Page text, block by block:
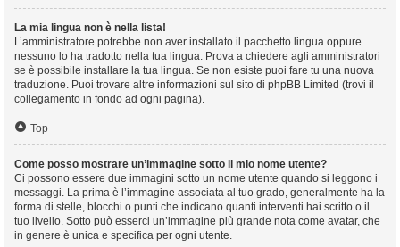
La mia lingua non è nella lista!
L’amministratore potrebbe non aver installato il pacchetto lingua oppure
nessuno lo ha tradotto nella tua lingua. Prova a chiedere agli amministratori
se è possibile installare la tua lingua. Se non esiste puoi fare tu una nuova
traduzione. Puoi trovare altre informazioni sul sito di phpBB Limited (trovi il
collegamento in fondo ad ogni pagina).
Top
Come posso mostrare un’immagine sotto il mio nome utente?
Ci possono essere due immagini sotto un nome utente quando si leggono i
messaggi. La prima è l’immagine associata al tuo grado, generalmente ha la
forma di stelle, blocchi o punti che indicano quanti interventi hai scritto o il
tuo livello. Sotto può esserci un’immagine più grande nota come avatar, che
in genere è unica e specifica per ogni utente.